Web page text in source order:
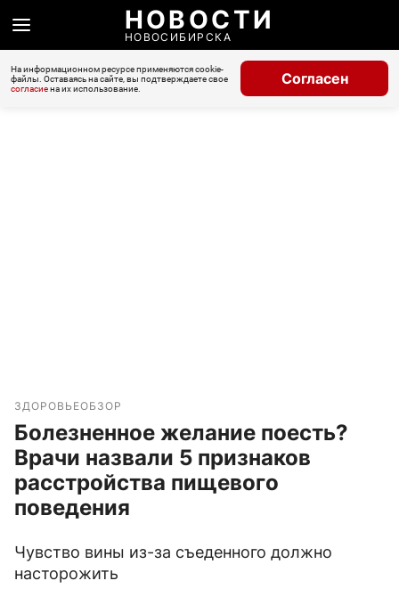
НОВОСТИ
НОВОСИБИРСКА
На информационном ресурсе применяются cookie-
файлы. Оставаясь на сайте, вы подтверждаете свое
согласиена их использование.
Согласен
ЗДОРОВЬЕОБЗОР
Болезненное желание поесть?
Врачи назвали 5 признаков
расстройства пищевого
поведения
Чувство вины из-за съеденного должно
насторожить